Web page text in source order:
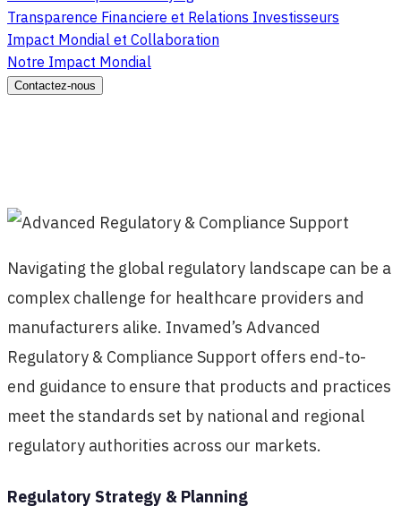
Transparence Financiere et Relations Investisseurs
Impact Mondial et Collaboration
Notre Impact Mondial
Contactez-nous
Navigating the global regulatory landscape can be a
complex challenge for healthcare providers and
manufacturers alike. Invamed’s Advanced
Regulatory & Compliance Support offers end-to-
end guidance to ensure that products and practices
meet the standards set by national and regional
regulatory authorities across our markets.
Regulatory Strategy & Planning